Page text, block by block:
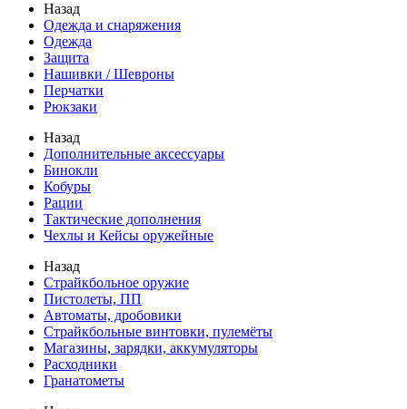
Назад
Одежда и снаряжения
Одежда
Защита
Нашивки / Шевроны
Перчатки
Рюкзаки
Назад
Дополнительные аксессуары
Бинокли
Кобуры
Рации
Тактические дополнения
Чехлы и Кейсы оружейные
Назад
Страйкбольное оружие
Пистолеты, ПП
Автоматы, дробовики
Страйкбольные винтовки, пулемёты
Магазины, зарядки, аккумуляторы
Расходники
Гранатометы